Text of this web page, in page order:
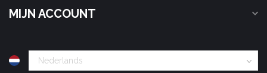
MIJN ACCOUNT